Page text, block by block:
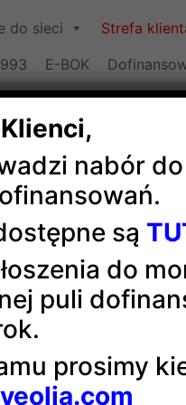
do sieci Strefa
E-BOK
W
się one podstawą
z tytułu
nabór
są
do
puli
prosimy